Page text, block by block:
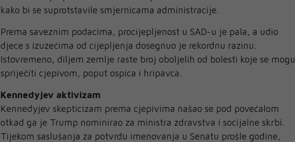
kako bi se suprotstavile smjernicama administracije.
Prema saveznim podacima, procijepljenost u SAD-u je pala, a udio
djece s izuzećima od cijepljenja dosegnuo je rekordnu razinu.
Istovremeno, diljem zemlje raste broj oboljelih od bolesti koje se mogu
spriječiti cjepivom, poput ospica i hripavca.
Kennedyjev aktivizam
Kennedyjev skepticizam prema cjepivima našao se pod povećalom
otkad ga je Trump nominirao za ministra zdravstva i socijalne skrbi.
Tijekom saslušanja za potvrdu imenovanja u Senatu prošle godine,